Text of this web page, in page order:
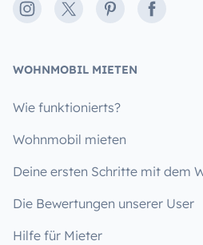
Instagram
X PinterestFacebook
WOHNMOBIL MIETEN
Wie funktionierts?
Wohnmobil mieten
Deine ersten Schritte mit dem
Die Bewertungen unserer User
Hilfe für Mieter